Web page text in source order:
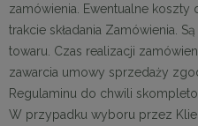
zamówienia. Ewentualne
trakcie składania Zamówienia.
towaru. Czas realizacji
zawarcia umowy sprzedaży
Regulaminu do chwili
W przypadku wyboru przez